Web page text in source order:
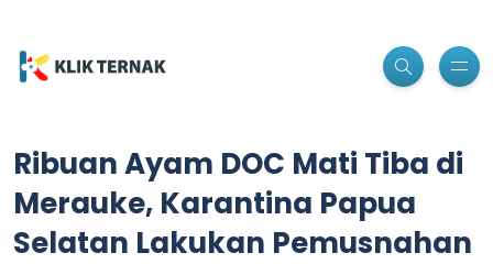
Ribuan Ayam DOC Mati Tiba di
Merauke, Karantina Papua
Selatan Lakukan Pemusnahan